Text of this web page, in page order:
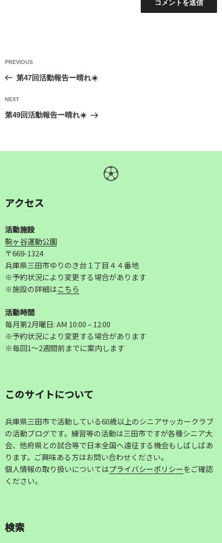
ナ
ビ
ゲ
ョ
Previous
Post
PREVIOUS
第47回活動報告ー晴れ☀️
Next
Post
NEXT
第49回活動報告ー晴れ☀️
アクセス
活動施設
駒ヶ谷運動公園
〒669-1324
兵庫県三田市ゆりのき台１丁目４４番地
※予約状況により変更する場合があります
※施設の詳細はこちら
活動時間
毎月第2月曜日: AM 10:00 – 12:00
※予約状況により変更する場合があります
※毎回1～2週間前までに案内します
このサイトについて
兵庫県三田市で活動している60歳以上のシニアサッカークラブ
の活動ブログです。練習等の活動は三田市ですが各種シニア大
会、他府県との試合等で日本全国へ遠征する機会もしばしばあ
ります。ご興味ある方はお問い合わせください。
個人情報の取り扱いについてはプライバシーポリシーをご確認
ください。
検索